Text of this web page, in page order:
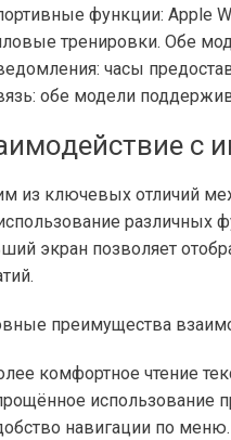
функции: Apple
тренировки. Обе
часы
обе модели
с
из ключевых отличий
различных
экран позволяет
преимущества
комфортное чтение
использование
навигации по меню.